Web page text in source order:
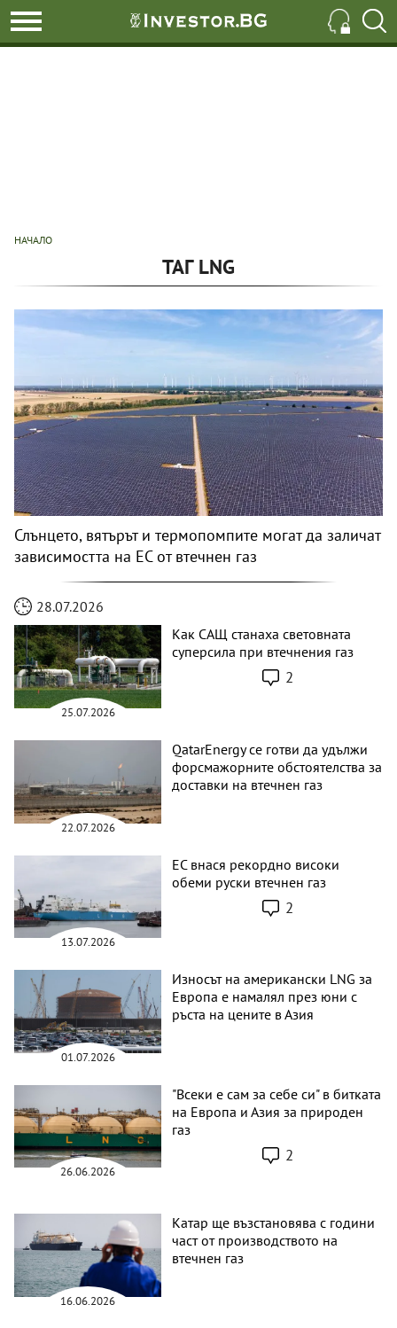
НАЧАЛО
ТАГ LNG
Слънцето, вятърът и термопомпите могат да заличат
зависимостта на ЕС от втечнен газ
28.07.2026
25.07.2026
Как САЩ станаха световната
суперсила при втечнения газ
2
22.07.2026
QatarEnergy се готви да удължи
форсмажорните обстоятелства за
доставки на втечнен газ
13.07.2026
ЕС внася рекордно високи
обеми руски втечнен газ
2
01.07.2026
Износът на американски LNG за
Европа е намалял през юни с
ръста на цените в Азия
26.06.2026
"Всеки е сам за себе си" в битката
на Европа и Азия за природен
газ
2
16.06.2026
Катар ще възстановява с години
част от производството на
втечнен газ